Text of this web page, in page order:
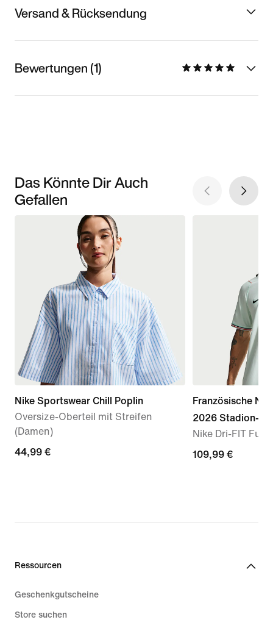
Versand & Rücksendung
Bewertungen (1)
Das Könnte Dir Auch
Gefallen
Nike Sportswear Chill Poplin
Oversize-Oberteil mit Streifen
(Damen)
44,99 €
44,99 €
Französische
2026 Stadion-
Nike Dri-FIT
109,99 €
109,99 €
Ressourcen
Geschenkgutscheine
Store suchen